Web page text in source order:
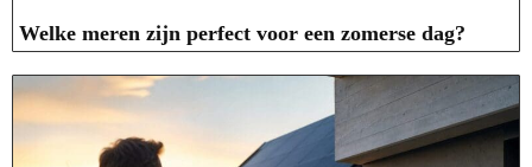
Welke meren zijn perfect voor een zomerse dag?